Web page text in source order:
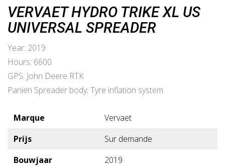
VERVAET HYDRO TRIKE XL US
UNIVERSAL SPREADER
Year: 2019
Hours: 6600
GPS: John Deere RTK
Panien Spreader body; Tyre inflation system
Marque
Vervaet
Prijs
Sur demande
Bouwjaar
2019